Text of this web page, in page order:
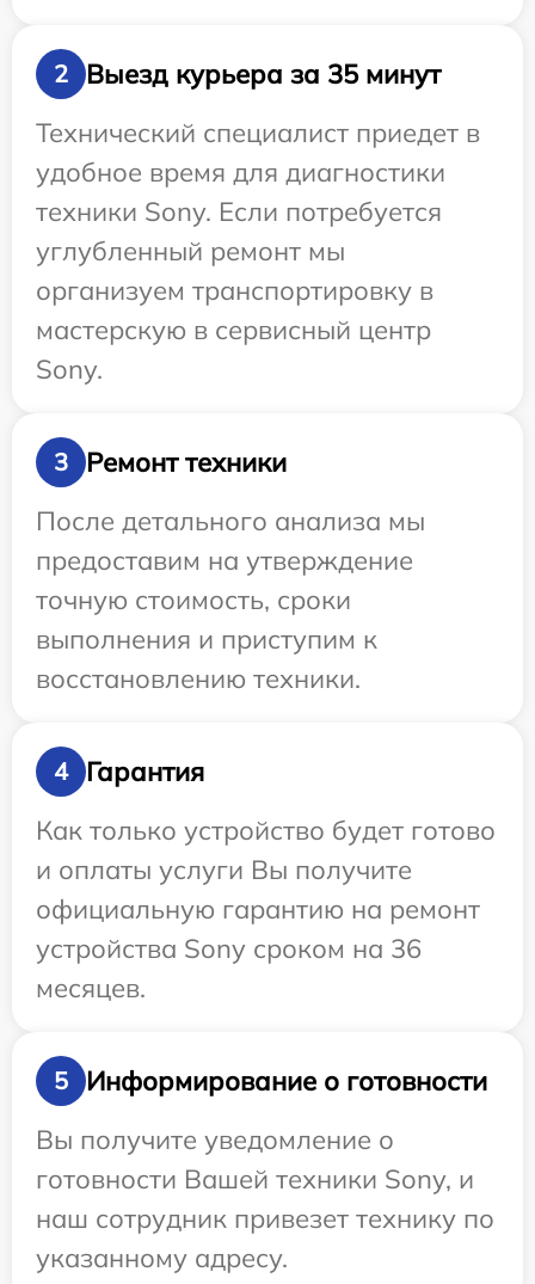
2
Выезд курьера за 35 минут
Технический специалист приедет в
удобное время для диагностики
техники Sony. Если потребуется
углубленный ремонт мы
организуем транспортировку в
мастерскую в сервисный центр
Sony.
3
Ремонт техники
После детального анализа мы
предоставим на утверждение
точную стоимость, сроки
выполнения и приступим к
восстановлению техники.
4
Гарантия
Как только устройство будет готово
и оплаты услуги Вы получите
официальную гарантию на ремонт
устройства Sony сроком на 36
месяцев.
5
Информирование о готовности
Вы получите уведомление о
готовности Вашей техники Sony, и
наш сотрудник привезет технику по
указанному адресу.